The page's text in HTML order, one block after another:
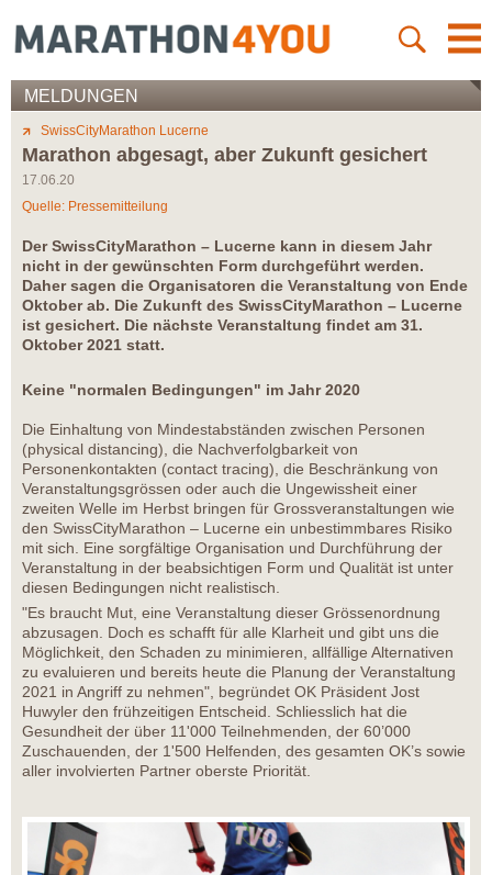
MELDUNGEN
SwissCityMarathon Lucerne
Marathon abgesagt, aber Zukunft gesichert
17.06.20
Quelle: Pressemitteilung
Der SwissCityMarathon – Lucerne kann in diesem Jahr
nicht in der gewünschten Form durchgeführt werden.
Daher sagen die Organisatoren die Veranstaltung von Ende
Oktober ab. Die Zukunft des SwissCityMarathon – Lucerne
ist gesichert. Die nächste Veranstaltung findet am 31.
Oktober 2021 statt.
Keine "normalen Bedingungen" im Jahr 2020
Die Einhaltung von Mindestabständen zwischen Personen
(physical distancing), die Nachverfolgbarkeit von
Personenkontakten (contact tracing), die Beschränkung von
Veranstaltungsgrössen oder auch die Ungewissheit einer
zweiten Welle im Herbst bringen für Grossveranstaltungen wie
den SwissCityMarathon – Lucerne ein unbestimmbares Risiko
mit sich. Eine sorgfältige Organisation und Durchführung der
Veranstaltung in der beabsichtigen Form und Qualität ist unter
diesen Bedingungen nicht realistisch.
"Es braucht Mut, eine Veranstaltung dieser Grössenordnung
abzusagen. Doch es schafft für alle Klarheit und gibt uns die
Möglichkeit, den Schaden zu minimieren, allfällige Alternativen
zu evaluieren und bereits heute die Planung der Veranstaltung
2021 in Angriff zu nehmen", begründet OK Präsident Jost
Huwyler den frühzeitigen Entscheid. Schliesslich hat die
Gesundheit der über 11'000 Teilnehmenden, der 60’000
Zuschauenden, der 1'500 Helfenden, des gesamten OK’s sowie
aller involvierten Partner oberste Priorität.